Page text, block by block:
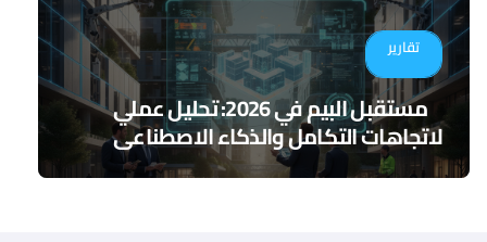
تقارير
مستقبل البيم في 2026: تحليل عملي
لاتجاهات التكامل والذكاء الاصطناعي